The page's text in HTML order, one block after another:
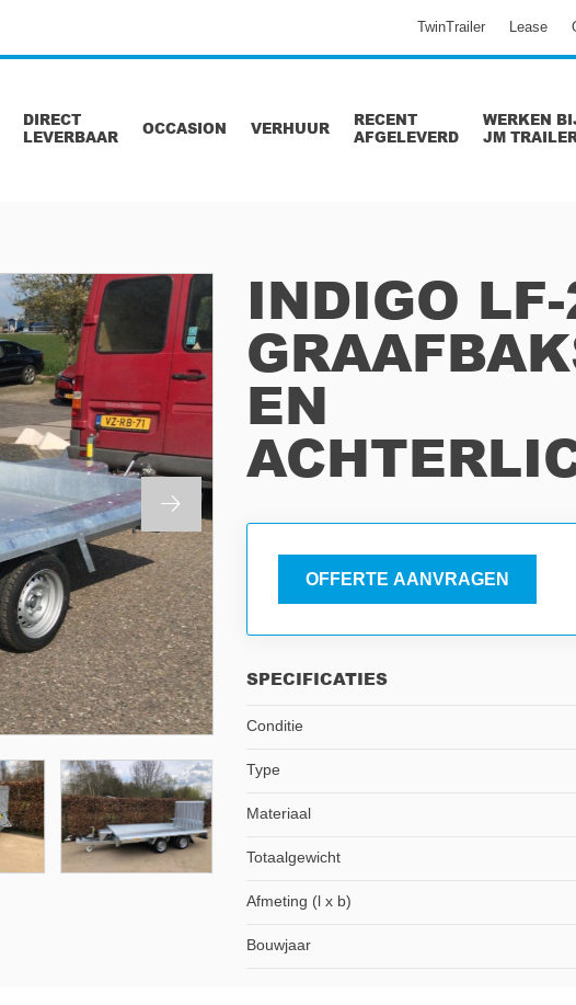
TwinTrailer Lease
DIRECT
LEVERBAAR
OCCASION VERHUUR
RECENT
AFGELEVERD
WERKEN
JM
INDIGO
EN
OFFERTE AANVRAGEN
SPECIFICATIES
Conditie
Type
Materiaal
Totaalgewicht
Afmeting (l x b)
Bouwjaar